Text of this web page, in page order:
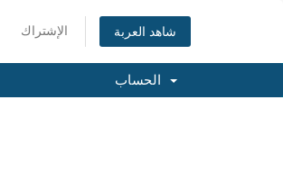
الإشتراك شاهد العربة